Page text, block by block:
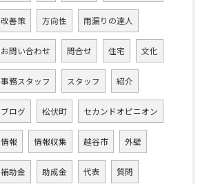
改善策 方向性 雨漏りの達人
お問い合わせ 問合せ 住宅 文化
事務スタッフ スタッフ 紹介
ブログ 松伏町 セカンドオピニオン
情報 情報収集 越谷市 外壁
補助金 助成金 代表 質問